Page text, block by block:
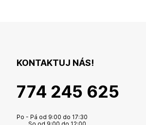
KONTAKTUJ NÁS!
774 245 625
Po - Pá od 9:00 do 17:30